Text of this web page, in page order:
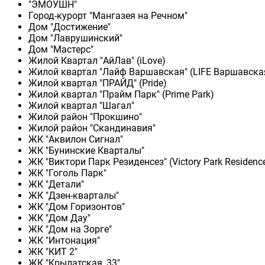
"ЭМОУШН"
Город-курорт "Мангазея на Речном"
Дом "Достижение"
Дом "Лаврушинский"
Дом "Мастерс"
Жилой Квартал "АйЛав" (iLove)
Жилой квартал "Лайф Варшавская" (LIFE
Жилой квартал "ПРАЙД" (Pride)
Жилой квартал "Прайм Парк" (Prime Park)
Жилой квартал "Шагал"
Жилой район "Прокшино"
Жилой район "Скандинавия"
ЖК "Аквилон Сигнал"
ЖК "Бунинские Кварталы"
ЖК "Виктори Парк Резиденсез" (Victory Park
ЖК "Гоголь Парк"
ЖК "Детали"
ЖК "Дзен-кварталы"
ЖК "Дом Горизонтов"
ЖК "Дом Дау"
ЖК "Дом на Зорге"
ЖК "Интонация"
ЖК "КИТ 2"